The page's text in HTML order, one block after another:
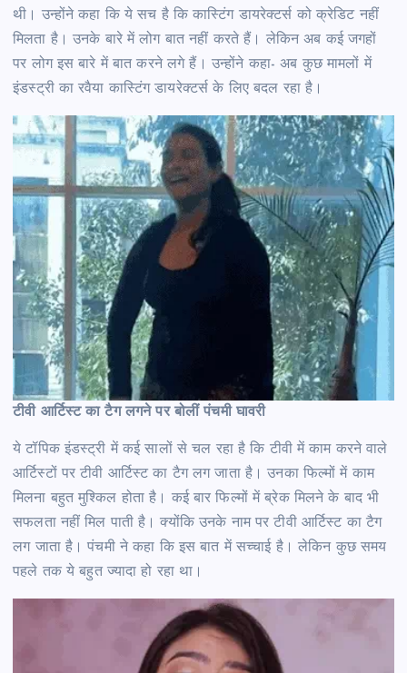
थी। उन्होंने कहा कि ये सच है कि कास्टिंग डायरेक्टर्स को क्रेडिट नहीं
मिलता है। उनके बारे में लोग बात नहीं करते हैं। लेकिन अब कई जगहों
पर लोग इस बारे में बात करने लगे हैं। उन्होंने कहा- अब कुछ मामलों में
इंडस्ट्री का रवैया कास्टिंग डायरेक्टर्स के लिए बदल रहा है।
टीवी आर्टिस्ट का टैग लगने पर बोलीं पंचमी घावरी
ये टॉपिक इंडस्ट्री में कई सालों से चल रहा है कि टीवी में काम करने वाले
आर्टिस्टों पर टीवी आर्टिस्ट का टैग लग जाता है। उनका फिल्मों में काम
मिलना बहुत मुश्किल होता है। कई बार फिल्मों में ब्रेक मिलने के बाद भी
सफलता नहीं मिल पाती है। क्योंकि उनके नाम पर टीवी आर्टिस्ट का टैग
लग जाता है। पंचमी ने कहा कि इस बात में सच्चाई है। लेकिन कुछ समय
पहले तक ये बहुत ज्यादा हो रहा था।